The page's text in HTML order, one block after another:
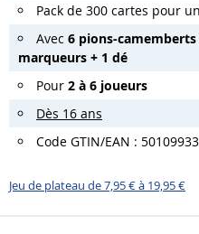
Pack de 300 cartes pour un
Avec 6 pions-
marqueurs + 1 dé
Pour 2 à 6 joueurs
Dès 16 ans
Code GTIN/EAN :
Jeu de plateau de 7,95 € à 19,95 €